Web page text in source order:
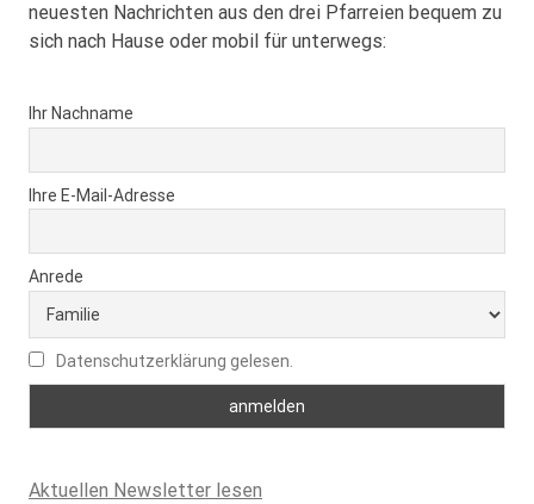
neuesten Nachrichten aus den drei Pfarreien bequem zu
sich nach Hause oder mobil für unterwegs:
Ihr Nachname
Ihre E-Mail-Adresse
Anrede
Datenschutzerklärung gelesen.
Aktuellen Newsletter lesen